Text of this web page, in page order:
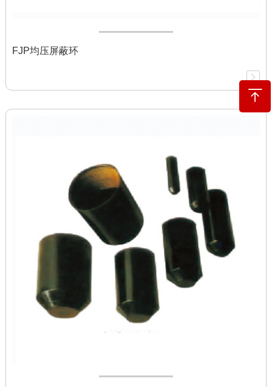
FJP均压屏蔽环